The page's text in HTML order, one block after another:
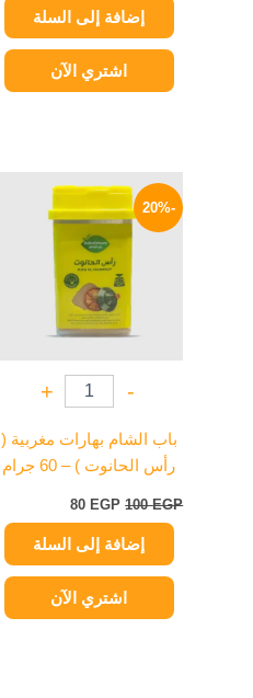
إضافة إلى السلة
اشتري الآن
-20%
-
+
باب الشام بهارات مغربية (
رأس الحانوت ) – 60 جرام
100EGP
الأصلي
هو:
100 EGP.
80 EGP
الحالي
هو:
إضافة إلى السلة
اشتري الآن